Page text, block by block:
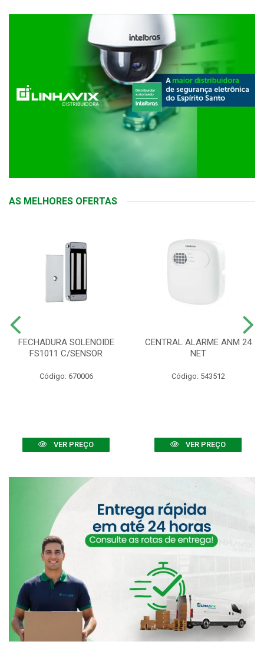
AS MELHORES OFERTAS
FECHADURA SOLENOIDE
FS1011 C/SENSOR
Código: 670006
VER PREÇO
CENTRAL ALARME ANM 24
NET
Código: 543512
VER PREÇO